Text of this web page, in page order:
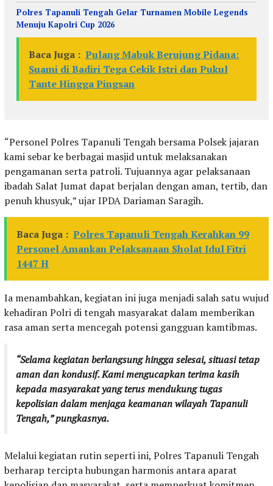
Polres Tapanuli Tengah Gelar Turnamen Mobile Legends
Menuju Kapolri Cup 2026
Baca Juga : Pulang Mabuk Berujung Pidana:
Suami di Badiri Tega Cekik Istri dan Pukul
Tante Hingga Pingsan
“Personel Polres Tapanuli Tengah bersama Polsek jajaran
kami sebar ke berbagai masjid untuk melaksanakan
pengamanan serta patroli. Tujuannya agar pelaksanaan
ibadah Salat Jumat dapat berjalan dengan aman, tertib, dan
penuh khusyuk,” ujar IPDA Dariaman Saragih.
Baca Juga : Polres Tapanuli Tengah Kerahkan 99
Personel Amankan Pelaksanaan Sholat Idul Fitri
1447 H
Ia menambahkan, kegiatan ini juga menjadi salah satu wujud
kehadiran Polri di tengah masyarakat dalam memberikan
rasa aman serta mencegah potensi gangguan kamtibmas.
“Selama kegiatan berlangsung hingga selesai, situasi tetap
aman dan kondusif. Kami mengucapkan terima kasih
kepada masyarakat yang terus mendukung tugas
kepolisian dalam menjaga keamanan wilayah Tapanuli
Tengah,” pungkasnya.
Melalui kegiatan rutin seperti ini, Polres Tapanuli Tengah
berharap tercipta hubungan harmonis antara aparat